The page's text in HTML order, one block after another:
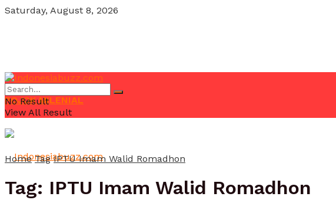
Saturday, August 8, 2026
POJOK MILENIAL
No Result
View All Result
Home Tag IPTU Imam Walid Romadhon
Tag: IPTU Imam Walid Romadhon